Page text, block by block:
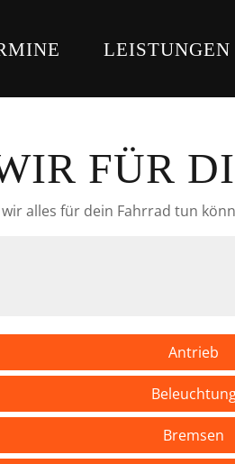
LEISTUNGEN
FÜR
alles für dein Fahrrad tun
Antrieb
Bremsen